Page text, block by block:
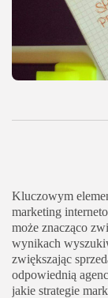
Kluczowym
marketing
może znacząco
wynikach
zwiększając
odpowiednią
jakie strategie